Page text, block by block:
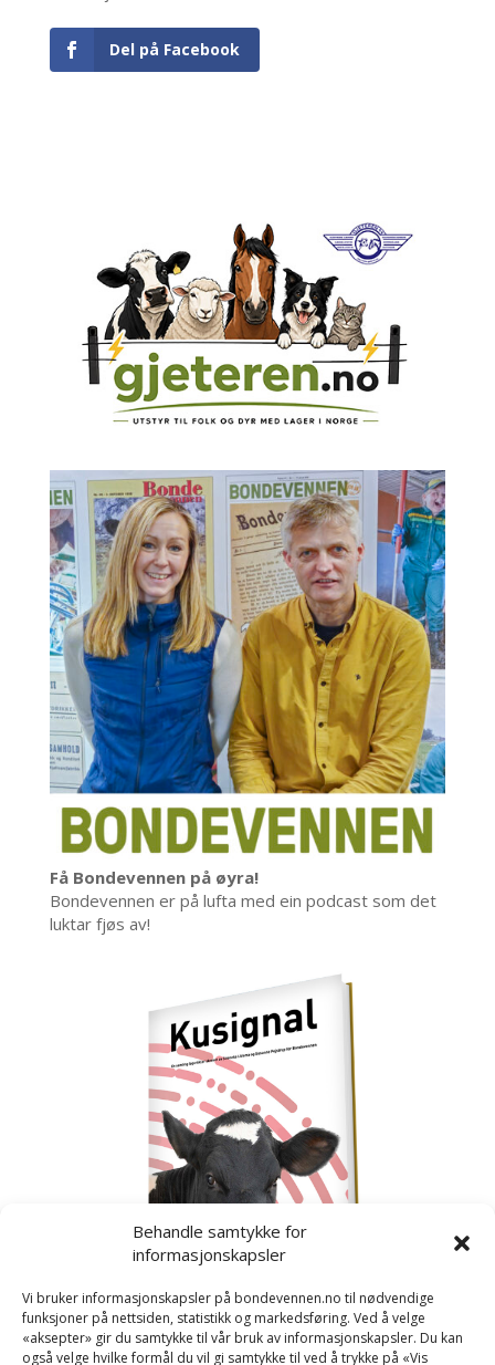
Behandle samtykke for
informasjonskapsler
Vi bruker informasjonskapsler på bondevennen.no til nødvendige
funksjoner på nettsiden, statistikk og markedsføring. Ved å velge
«aksepter» gir du samtykke til vår bruk av informasjonskapsler. Du kan
også velge hvilke formål du vil gi samtykke til ved å trykke på «Vis
Del på Facebook
Få Bondevennen på øyra!
Bondevennen er på lufta med ein podcast som det
luktar fjøs av!